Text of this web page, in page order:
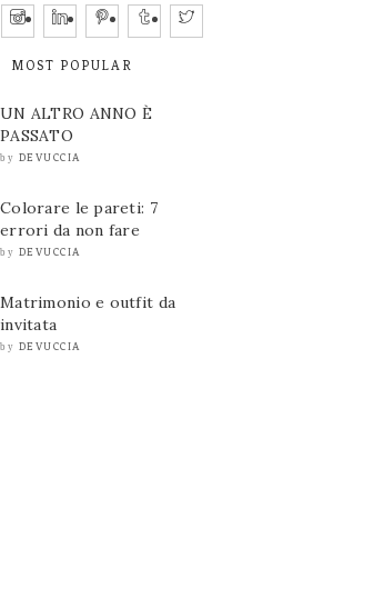
MOST POPULAR
UN ALTRO ANNO È
PASSATO
by DEVUCCIA
Colorare le pareti: 7
errori da non fare
by DEVUCCIA
Matrimonio e outfit da
invitata
by DEVUCCIA